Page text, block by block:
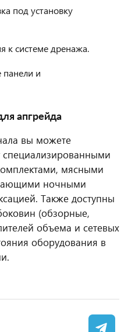
под установку
к системе дренажа.
и
апгрейда
вы можете
специализированными
мясными
ночными
Также доступны
(обзорные,
объема и сетевых
оборудования в